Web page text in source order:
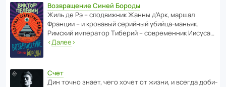
Возвращение Синей Бороды
Жиль де Рэ – спод­ви­жник Жанны д’Арк, маршал
Франции – и кровавый серийный убийца-маньяк.
Римский импе­ратор Тиберий – совре­менник Иисуса…
‹Далее›
Счет
Дин точно знает, чего хочет от жизни, и всегда доби­